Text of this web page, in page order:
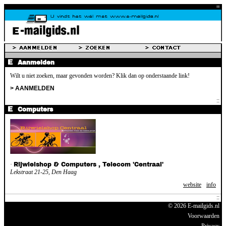
Aanmelden
Wilt u niet zoeken, maar gevonden worden? Klik dan op onderstaande link!
> AANMELDEN
Computers
· Rijwielshop & Computers , Telecom 'Centraal'
Lekstraat 21-25, Den Haag
website
info
© 2026 E-mailgids.nl
Voorwaarden